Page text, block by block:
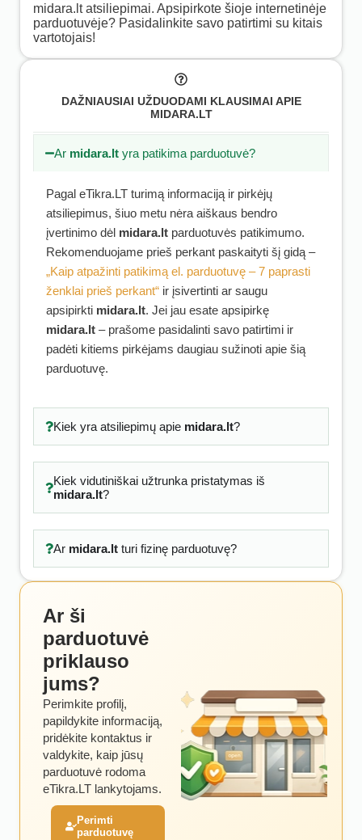
midara.lt atsiliepimai. Apsipirkote šioje internetinėje
parduotuvėje? Pasidalinkite savo patirtimi su kitais
vartotojais!
DAŽNIAUSIAI UŽDUODAMI KLAUSIMAI APIE
MIDARA.LT
Ar midara.lt yra patikima parduotuvė?
Pagal eTikra.LT turimą informaciją ir pirkėjų
atsiliepimus, šiuo metu nėra aiškaus bendro
įvertinimo dėl midara.lt parduotuvės patikimumo.
Rekomenduojame prieš perkant paskaityti šį gidą –
„Kaip atpažinti patikimą el. parduotuvę – 7 paprasti
ženklai prieš perkant“ ir įsivertinti ar saugu
apsipirkti midara.lt. Jei jau esate apsipirkę
midara.lt – prašome pasidalinti savo patirtimi ir
padėti kitiems pirkėjams daugiau sužinoti apie šią
parduotuvę.
Kiek yra atsiliepimų apie midara.lt?
Kiek vidutiniškai užtrunka pristatymas iš
midara.lt?
Ar midara.ltturi fizinę parduotuvę?
Ar ši
parduotuvė
priklauso
jums?
Perimkite profilį,
papildykite informaciją,
pridėkite kontaktus ir
valdykite, kaip jūsų
parduotuvė rodoma
eTikra.LT lankytojams.
Perimti
parduotuvę